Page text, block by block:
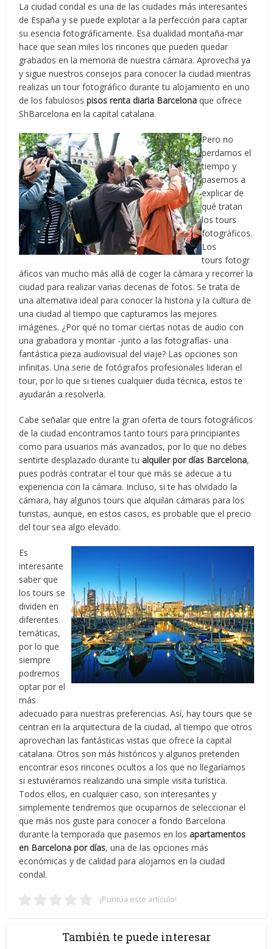
La ciudad condal es una de las ciudades más interesantes
de España y se puede explotar a la perfección para captar
su esencia fotográficamente. Esa dualidad montaña-mar
hace que sean miles los rincones que pueden quedar
grabados en la memoria de nuestra cámara. Aprovecha ya
y sigue nuestros consejos para conocer la ciudad mientras
realizas un tour fotográfico durante tu alojamiento en uno
de los fabulosospisos renta diaria Barcelona que ofrece
ShBarcelona en la capital catalana.
Pero no
perdamos el
tiempo y
pasemos a
explicar de
qué tratan
los tours
fotográficos.
Los
tours fotogr
áficos van mucho más allá de coger la cámara y recorrer la
ciudad para realizar varias decenas de fotos. Se trata de
una alternativa ideal para conocer la historia y la cultura de
una ciudad al tiempo que capturamos las mejores
imágenes. ¿Por qué no tomar ciertas notas de audio con
una grabadora y montar -junto a las fotografías- una
fantástica pieza audiovisual del viaje? Las opciones son
infinitas. Una serie de fotógrafos profesionales lideran el
tour, por lo que si tienes cualquier duda técnica, estos te
ayudarán a resolverla.
Cabe señalar que entre la gran oferta de tours fotográficos
de la ciudad encontramos tanto tours para principiantes
como para usuarios más avanzados, por lo que no debes
sentirte desplazado durante tualquiler por días Barcelona,
pues podrás contratar el tour que más se adecue a tu
experiencia con la cámara. Incluso, si te has olvidado la
cámara, hay algunos tours que alquilan cámaras para los
turistas, aunque, en estos casos, es probable que el precio
del tour sea algo elevado.
Es
interesante
saber que
los tours se
dividen en
diferentes
temáticas,
por lo que
siempre
podremos
optar por el
más
adecuado para nuestras preferencias. Así, hay tours que se
centran en la arquitectura de la ciudad, al tiempo que otros
aprovechan las fantásticas vistas que ofrece la capital
catalana. Otros son más históricos y algunos pretenden
encontrar esos rincones ocultos a los que no llegaríamos
si estuviéramos realizando una simple visita turística.
Todos ellos, en cualquier caso, son interesantes y
simplemente tendremos que ocuparnos de seleccionar el
que más nos guste para conocer a fondo Barcelona
durante la temporada que pasemos en losapartamentos
en Barcelona por días, una de las opciones más
económicas y de calidad para alojarnos en la ciudad
condal.
¡Puntúa este artículo!
También te puede interesar